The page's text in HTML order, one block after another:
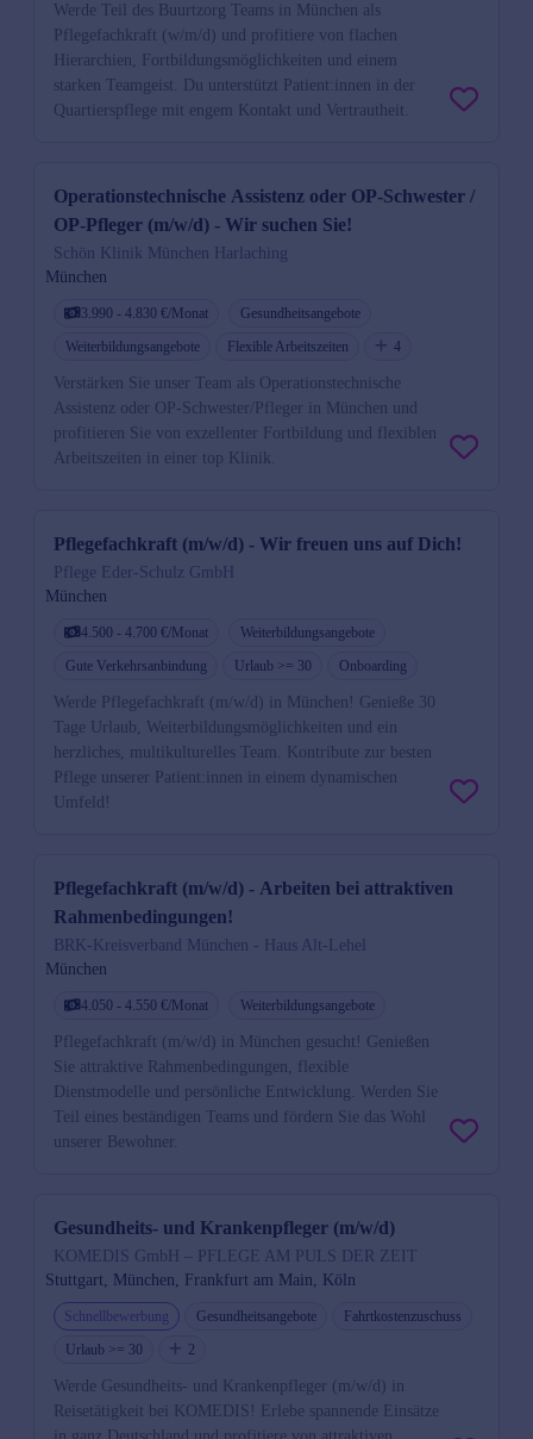
Werde Teil des Buurtzorg Teams in München als
Pflegefachkraft (w/m/d) und profitiere von flachen
Hierarchien, Fortbildungsmöglichkeiten und einem
starken Teamgeist. Du unterstützt Patient:innen in der
Quartierspflege mit engem Kontakt und Vertrautheit.
Operationstechnische Assistenz oder OP-Schwester /
OP-Pfleger (m/w/d) - Wir suchen Sie!
Schön Klinik München Harlaching
München
3.990 - 4.830 €/Monat
Gesundheitsangebote
Weiterbildungsangebote
Flexible Arbeitszeiten 4
Verstärken Sie unser Team als Operationstechnische
Assistenz oder OP-Schwester/Pfleger in München und
profitieren Sie von exzellenter Fortbildung und flexiblen
Arbeitszeiten in einer top Klinik.
Pflegefachkraft (m/w/d) - Wir freuen uns auf Dich!
Pflege Eder-Schulz GmbH
München
4.500 - 4.700 €/Monat
Weiterbildungsangebote
Gute Verkehrsanbindung
Urlaub >= 30 Onboarding
Werde Pflegefachkraft (m/w/d) in München! Genieße 30
Tage Urlaub, Weiterbildungsmöglichkeiten und ein
herzliches, multikulturelles Team. Kontribute zur besten
Pflege unserer Patient:innen in einem dynamischen
Umfeld!
Pflegefachkraft (m/w/d) - Arbeiten bei attraktiven
Rahmenbedingungen!
BRK-Kreisverband München - Haus Alt-Lehel
München
4.050 - 4.550 €/Monat Weiterbildungsangebote
Pflegefachkraft (m/w/d) in München gesucht! Genießen
Sie attraktive Rahmenbedingungen, flexible
Dienstmodelle und persönliche Entwicklung. Werden Sie
Teil eines beständigen Teams und fördern Sie das Wohl
unserer Bewohner.
Gesundheits- und Krankenpfleger (m/w/d)
KOMEDIS GmbH – PFLEGE AM PULS DER ZEIT
Stuttgart, München, Frankfurt am Main, Köln
Schnellbewerbung Gesundheitsangebote
Fahrtkostenzuschuss
Urlaub >= 30
2
Werde Gesundheits- und Krankenpfleger (m/w/d) in
Reisetätigkeit bei KOMEDIS! Erlebe spannende Einsätze